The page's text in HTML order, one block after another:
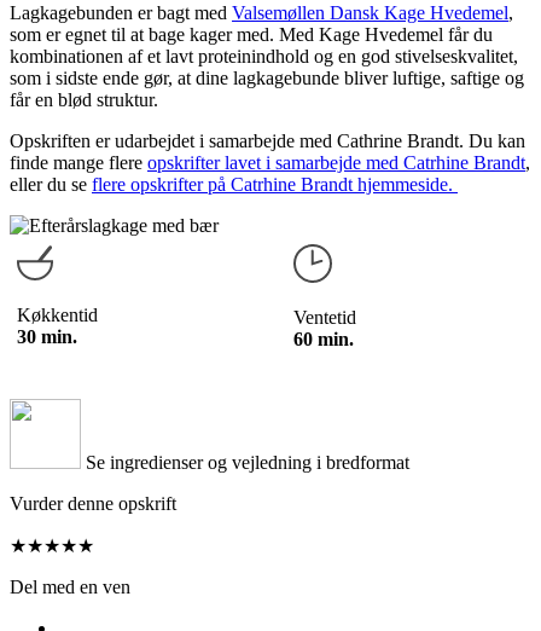
Lagkagebunden er bagt med Valsemøllen Dansk Kage Hvedemel,
som er egnet til at bage kager med. Med Kage Hvedemel får du
kombinationen af et lavt proteinindhold og en god stivelseskvalitet,
som i sidste ende gør, at dine lagkagebunde bliver luftige, saftige og
får en blød struktur.
Opskriften er udarbejdet i samarbejde med Cathrine Brandt. Du kan
finde mange flere opskrifter lavet i samarbejde med Catrhine Brandt,
eller du se flere opskrifter på Catrhine Brandt hjemmeside.
Køkkentid
30 min.
Ventetid
60 min.
Se ingredienser og vejledning i bredformat
Vurder denne opskrift
★★★★★
Del med en ven